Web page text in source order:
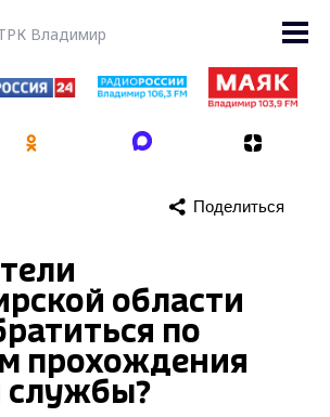
Владимир
Поделиться
области
по
прохождения
службы?